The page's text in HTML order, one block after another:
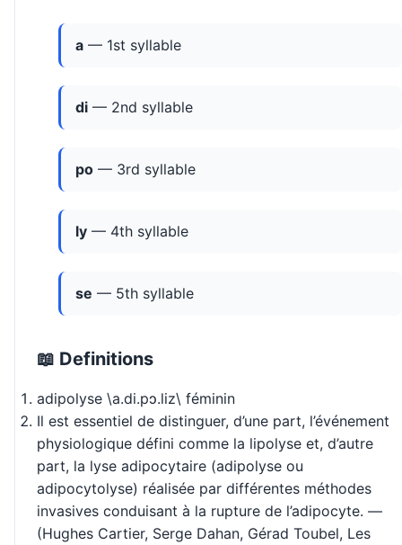
a — 1st syllable
di — 2nd syllable
po — 3rd syllable
ly — 4th syllable
se — 5th syllable
📖 Definitions
adipolyse \a.di.pɔ.liz\ féminin
Il est essentiel de distinguer, d’une part, l’événement
physiologique défini comme la lipolyse et, d’autre
part, la lyse adipocytaire (adipolyse ou
adipocytolyse) réalisée par différentes méthodes
invasives conduisant à la rupture de l’adipocyte. —
(Hughes Cartier, Serge Dahan, Gérad Toubel, Les